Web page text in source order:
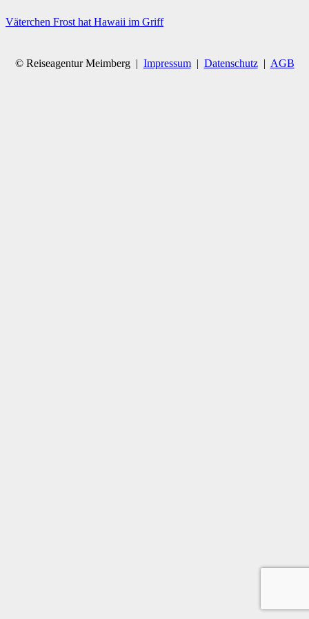
Väterchen Frost hat Hawaii im Griff
© Reiseagentur Meimberg | Impressum| Datenschutz| AGB